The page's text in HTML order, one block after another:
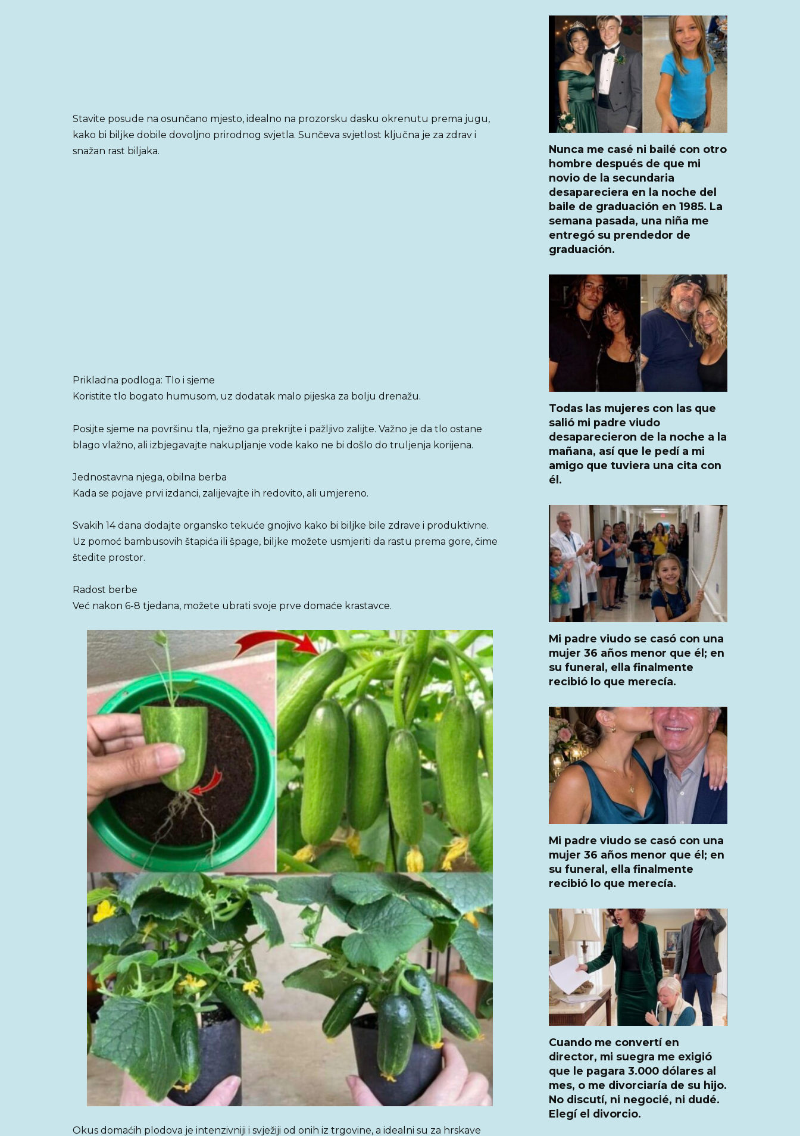
Stavite posude na osunčano mjesto, idealno na prozorsku dasku okrenutu prema jugu,
kako bi biljke dobile dovoljno prirodnog svjetla. Sunčeva svjetlost ključna je za zdrav i
snažan rast biljaka.
Prikladna podloga: Tlo i sjeme
Koristite tlo bogato humusom, uz dodatak malo pijeska za bolju drenažu.
Posijte sjeme na površinu tla, nježno ga prekrijte i pažljivo zalijte. Važno je da tlo ostane
blago vlažno, ali izbjegavajte nakupljanje vode kako ne bi došlo do truljenja korijena.
Jednostavna njega, obilna berba
Kada se pojave prvi izdanci, zalijevajte ih redovito, ali umjereno.
Svakih 14 dana dodajte organsko tekuće gnojivo kako bi biljke bile zdrave i produktivne.
Uz pomoć bambusovih štapića ili špage, biljke možete usmjeriti da rastu prema gore, čime
štedite prostor.
Radost berbe
Već nakon 6-8 tjedana, možete ubrati svoje prve domaće krastavce.
Okus domaćih plodova je intenzivniji i svježiji od onih iz trgovine, a idealni su za hrskave
Nunca me casé ni bailé con otro
hombre después de que mi
novio de la secundaria
desapareciera en la noche del
baile de graduación en 1985. La
semana pasada, una niña me
entregó su prendedor de
graduación.
Todas las mujeres con las que
salió mi padre viudo
desaparecieron de la noche a la
mañana, así que le pedí a mi
amigo que tuviera una cita con
él.
Mi padre viudo se casó con una
mujer 36 años menor que él; en
su funeral, ella finalmente
recibió lo que merecía.
Mi padre viudo se casó con una
mujer 36 años menor que él; en
su funeral, ella finalmente
recibió lo que merecía.
Cuando me convertí en
director, mi suegra me exigió
que le pagara 3.000 dólares al
mes, o me divorciaría de su hijo.
No discutí, ni negocié, ni dudé.
Elegí el divorcio.